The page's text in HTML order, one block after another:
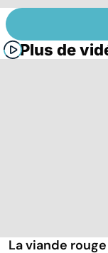
Plus de
La viande